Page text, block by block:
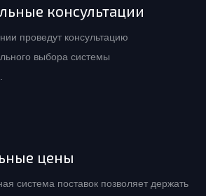
консультации
проведут консультацию
выбора системы
цены
система поставок позволяет держать